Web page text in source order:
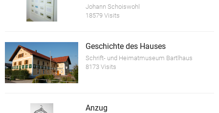
Johann Schoiswohl
18579 Visits
Geschichte des Hauses
Schrift- und Heimatmuseum Bartlhaus
8173 Visits
Anzug